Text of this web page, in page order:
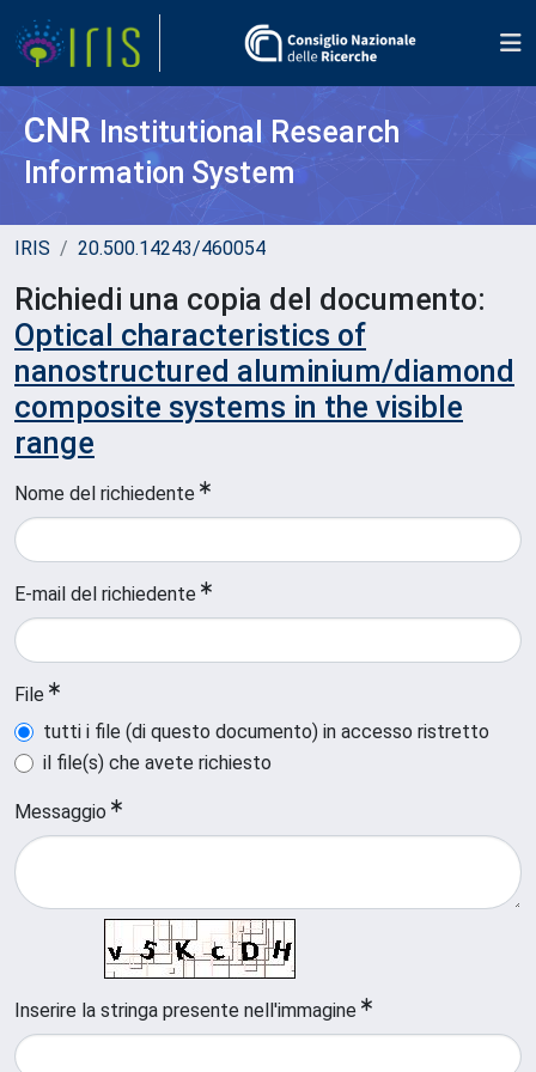
CNR Institutional Research
Information System
IRIS 20.500.14243/460054
Richiedi una copia del documento:
Optical characteristics of
nanostructured aluminium/diamond
composite systems in the visible
range
Nome del richiedente
E-mail del richiedente
File
tutti i file (di questo documento) in accesso ristretto
il file(s) che avete richiesto
Messaggio
Inserire la stringa presente nell'immagine